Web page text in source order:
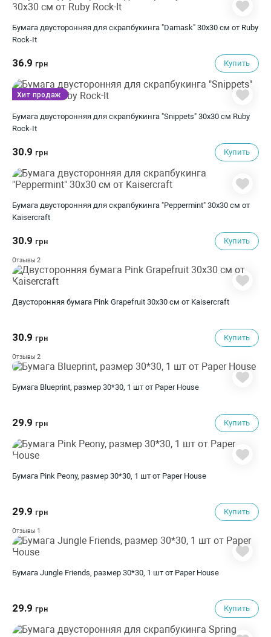
Бумага двусторонняя для скрапбукинга "Damask" 30х30 см от Ruby
Rock-It
36.9 грн Купить
Бумага двусторонняя для скрапбукинга "Snippets" 30х30 см Ruby
Rock-It
30.9 грн Купить
Хит продаж
Бумага двусторонняя для скрапбукинга "Peppermint" 30х30 см от
Kaisercraft
30.9 грн Купить
Отзывы 2
Двусторонняя бумага Pink Grapefruit 30х30 см от Kaisercraft
30.9 грн Купить
Отзывы 2
Бумага Blueprint, размер 30*30, 1 шт от Paper House
29.9 грн Купить
Бумага Pink Peony, размер 30*30, 1 шт от Paper House
29.9 грн Купить
Отзывы 1
Бумага Jungle Friends, размер 30*30, 1 шт от Paper House
29.9 грн Купить